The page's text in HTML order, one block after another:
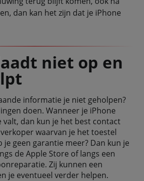
dan kan het zijn dat je iPhone
niet op en
informatie je niet geholpen?
doen. Wanneer je iPhone
dan kun je het best contact
waarvan je het toestel
je geen garantie meer? Dan kun je
de Apple Store of langs een
Zij kunnen een
je eventueel verder helpen.